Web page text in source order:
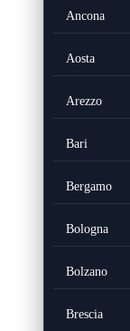
Ancona
Aosta
Arezzo
Bari
Bergamo
Bologna
Bolzano
Brescia